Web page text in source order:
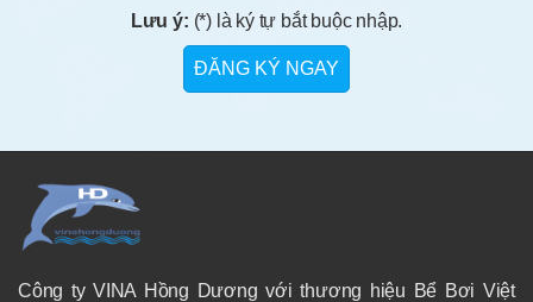
Lưu ý: (*) là ký tự bắt buộc nhập.
Công ty VINA Hồng Dương với thương hiệu Bể Bơi Việt